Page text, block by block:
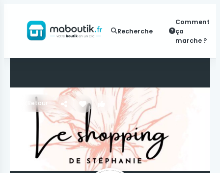
Recherche
Comment
ça
marche ?
Retour